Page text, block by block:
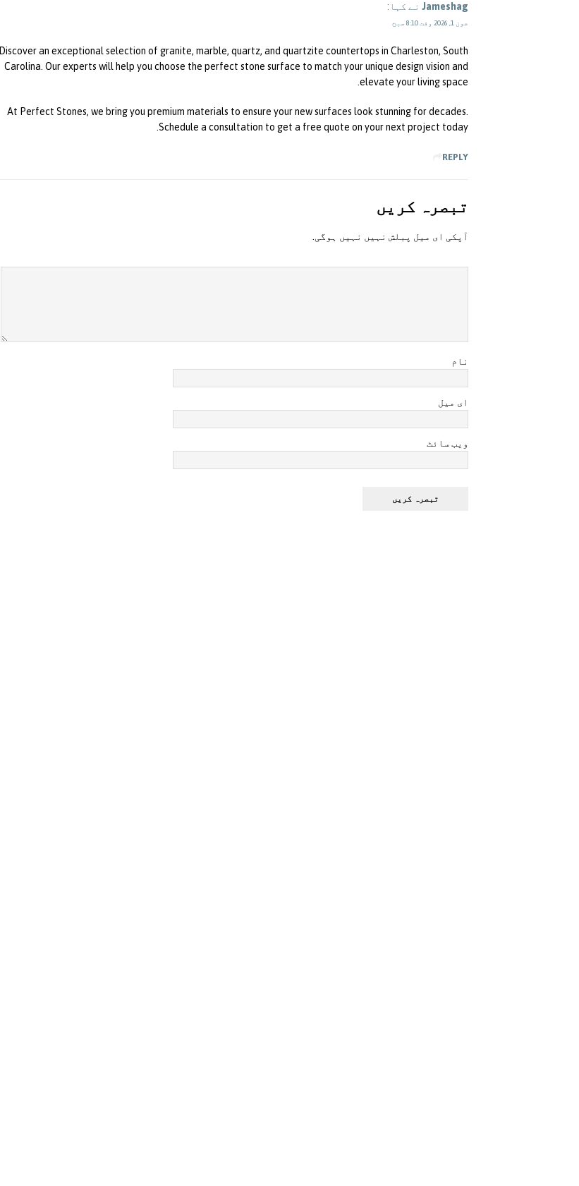
Jameshag نے کہا:
جون 1, 2026 وقت 8:10 صبح
Discover an exceptional selection of granite, marble, quartz, and quartzite countertops in Charleston, South
Carolina. Our experts will help you choose the perfect stone surface to match your unique design vision and
elevate your living space.
At Perfect Stones, we bring you premium materials to ensure your new surfaces look stunning for decades.
Schedule a consultation to get a free quote on your next project today.
REPLY
تبصرہ کريں
آپکی ای ميل پبلش نہيں نہيں ہوگی.
نام
ای میل
ویب سائٹ